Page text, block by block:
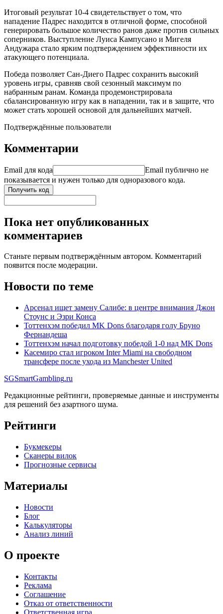
Итоговый результат 10-4 свидетельствует о том, что
нападение Падрес находится в отличной форме, способной
генерировать большое количество ранов даже против сильных
соперников. Выступление Луиса Кампусано и Мигеля
Андужара стало ярким подтверждением эффективности их
атакующего потенциала.
Победа позволяет Сан-Диего Падрес сохранить высокий
уровень игры, сравняв свой сезонный максимум по
набранным ранам. Команда продемонстрировала
сбалансированную игру как в нападении, так и в защите, что
может стать хорошей основой для дальнейших матчей.
Подтверждённые пользователи
Комментарии
Email для кода
Email публично не
показывается и нужен только для одноразового кода.
Получить код
Пока нет опубликованных
комментариев
Станьте первым подтверждённым автором. Комментарий
появится после модерации.
Новости по теме
Арсенал ищет замену Салибе: в центре внимания Джон
Стоунс и Эзри Конса
Тоттенхэм победил MK Dons благодаря голу Бруно
Фернандеша
Тоттенхэм начал подготовку победой 1-0 над MK Dons
Касемиро стал игроком Inter Miami на свободном
трансфере после ухода из Manchester United
SGSmartGambling.ru
Редакционные рейтинги, проверяемые данные и инструменты
для решений без азартного шума.
Рейтинги
Букмекеры
Сканеры вилок
Прогнозные сервисы
Материалы
Новости
Блог
Калькуляторы
Анализ линий
О проекте
Контакты
Реклама
Соглашение
Отказ от ответственности
Ответственная игра